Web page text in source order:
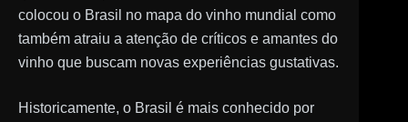
colocou o Brasil no mapa do vinho mundial como
também atraiu a atenção de críticos e amantes do
vinho que buscam novas experiências gustativas.
Historicamente, o Brasil é mais conhecido por